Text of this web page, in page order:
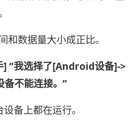
和数据量大小成正比。
] “我选择了[Android设备]->
备不能连接。”
备上都在运行。